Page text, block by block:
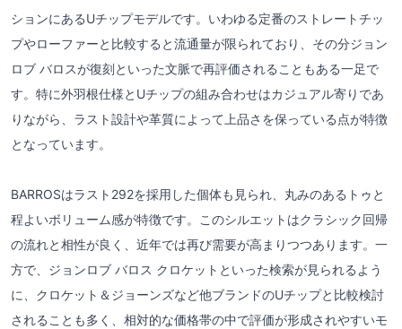
ションにあるUチップモデルです。いわゆる定番のストレートチッ
プやローファーと比較すると流通量が限られており、その分ジョン
ロブ バロスが復刻といった文脈で再評価されることもある一足で
す。特に外羽根仕様とUチップの組み合わせはカジュアル寄りであ
りながら、ラスト設計や革質によって上品さを保っている点が特徴
となっています。
BARROSはラスト292を採用した個体も見られ、丸みのあるトゥと
程よいボリューム感が特徴です。このシルエットはクラシック回帰
の流れと相性が良く、近年では再び需要が高まりつつあります。一
方で、ジョンロブ バロス クロケットといった検索が見られるよう
に、クロケット＆ジョーンズなど他ブランドのUチップと比較検討
されることも多く、相対的な価格帯の中で評価が形成されやすいモ